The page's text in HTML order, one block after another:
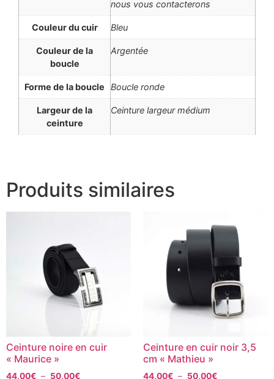
nous vous contacterons
Couleur du cuir Bleu
Couleur de la
boucle
Argentée
Forme de la boucle Boucle ronde
Largeur de la
ceinture
Ceinture largeur médium
Produits similaires
Ceinture noire en cuir
« Maurice »
44,00€ – 50,00€
Ceinture en cuir noir 3,5
cm « Mathieu »
44,00€ – 50,00€